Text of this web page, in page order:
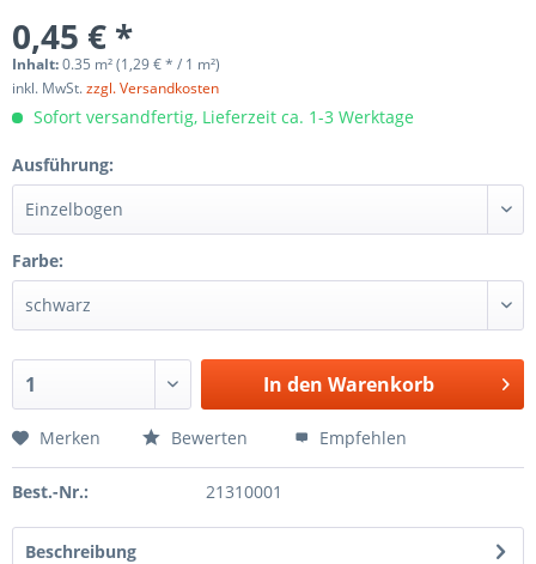
0,45 € *
Inhalt:0.35 m² (1,29 € * / 1 m²)
inkl. MwSt.zzgl. Versandkosten
Sofort versandfertig, Lieferzeit ca. 1-3 Werktage
Ausführung:
Farbe:
In den Warenkorb
Merken Bewerten Empfehlen
Best.-Nr.: 21310001
Beschreibung